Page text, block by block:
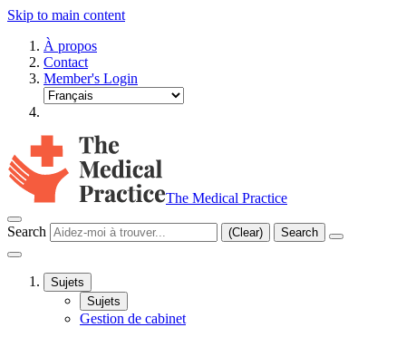
Skip to main content
À propos
Contact
Member's Login
The Medical Practice
Search (Clear) Search
Sujets
Sujets
Gestion de cabinet